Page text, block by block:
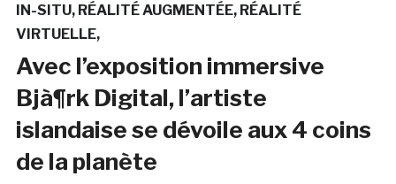
IN-SITU RÉALITÉ AUGMENTÉE RÉALITÉ
VIRTUELLE
Avec l’exposition immersive
Bjà¶rk Digital, l’artiste
islandaise se dévoile aux 4 coins
de la planète